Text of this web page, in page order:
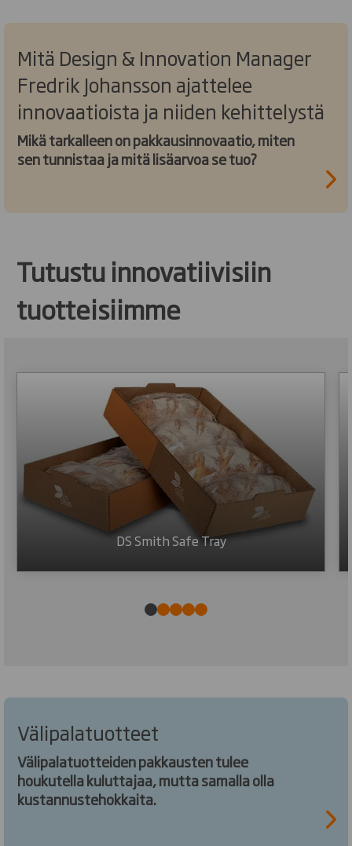
Mitä Design & Innovation Manager
Fredrik Johansson ajattelee
innovaatioista ja niiden kehittelystä
Mikä tarkalleen on pakkausinnovaatio, miten
sen tunnistaa ja mitä lisäarvoa se tuo?
Tutustu innovatiivisiin
tuotteisiimme
DS Smith Safe Tray
Välipalatuotteet
Välipalatuotteiden pakkausten tulee
houkutella kuluttajaa, mutta samalla olla
kustannustehokkaita.